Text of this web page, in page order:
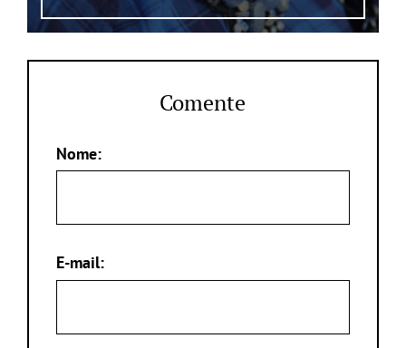
Comente
Nome:
E-mail: